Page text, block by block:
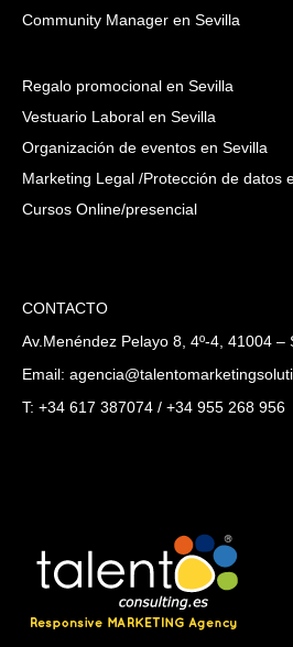
Community Manager en Sevilla
Regalo promocional en Sevilla
Vestuario Laboral en Sevilla
Organización de eventos en Sevilla
Marketing Legal /Protección de datos
Cursos Online/presencial
CONTACTO
Av.Menéndez Pelayo 8, 4º-4, 41004 –
Email:
T: +34 617 387074 / +34 955 268 956